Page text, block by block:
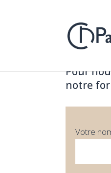
Pour
notre
Votre